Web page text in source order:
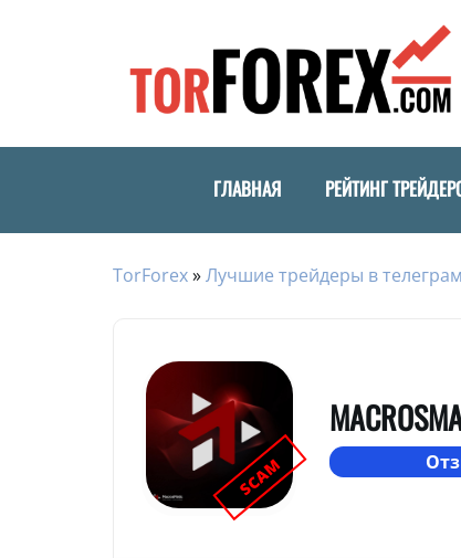
ГЛАВНАЯ РЕЙТИНГ
TorForex»Лучшие трейдеры в
SCAM